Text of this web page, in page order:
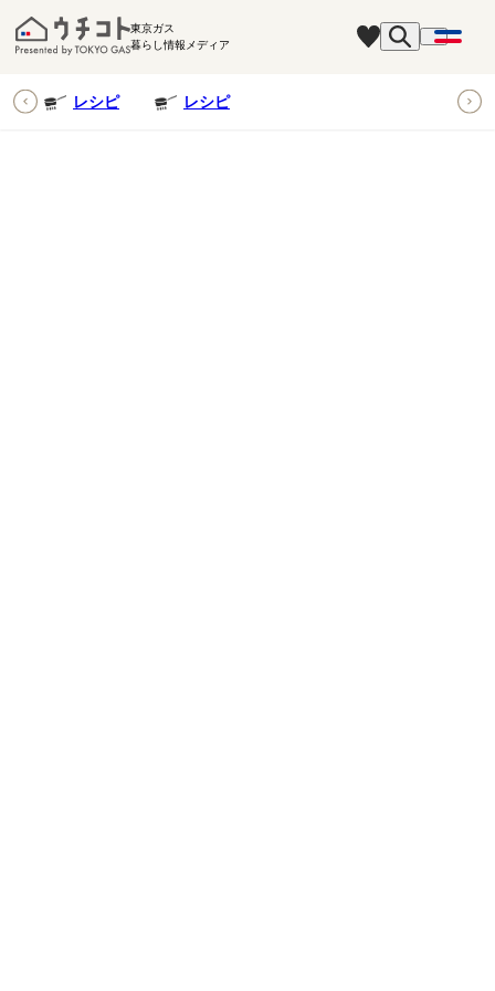
東京ガス
暮らし情報メディア
レシピ レシピ